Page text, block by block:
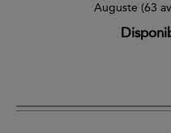
Auguste (63